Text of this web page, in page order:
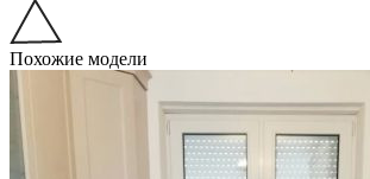
Похожие модели